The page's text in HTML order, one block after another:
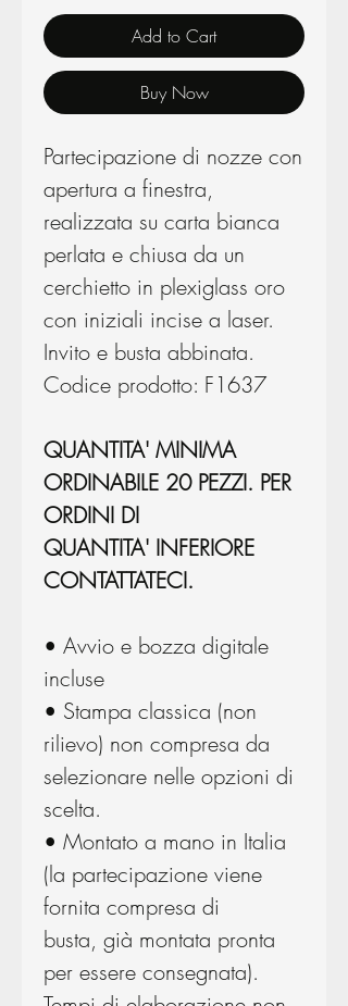
Add to Cart
Buy Now
Partecipazione di nozze con
apertura a finestra,
realizzata su carta bianca
perlata e chiusa da un
cerchietto in plexiglass oro
con iniziali incise a laser.
Invito e busta abbinata.
Codice prodotto: F1637
QUANTITA' MINIMA
ORDINABILE 20 PEZZI. PER
ORDINI DI
QUANTITA' INFERIORE
CONTATTATECI.
• Avvio e bozza digitale
incluse
• Stampa classica (non
rilievo) non compresa da
selezionare nelle opzioni di
scelta.
• Montato a mano in Italia
(la partecipazione viene
fornita compresa di
busta, già montata pronta
per essere consegnata).